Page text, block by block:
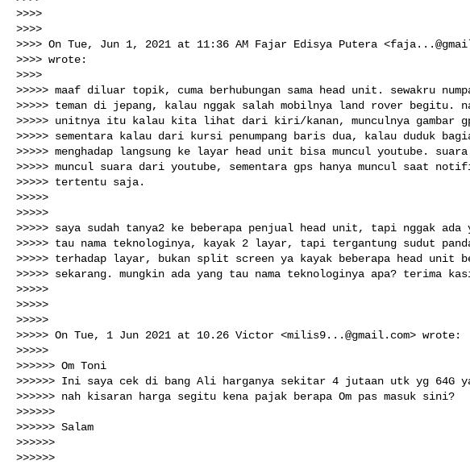
>>>>
>>>>
>>>> On Tue, Jun 1, 2021 at 11:36 AM Fajar Edisya Putera <
>>>> wrote:
>>>>
>>>>> maaf diluar topik, cuma berhubungan sama head unit. sewakru
>>>>> teman di jepang, kalau nggak salah mobilnya land rover begitu.
>>>>> unitnya itu kalau kita lihat dari kiri/kanan, munculnya gambar
>>>>> sementara kalau dari kursi penumpang baris dua, kalau duduk
>>>>> menghadap langsung ke layar head unit bisa muncul youtube. suara
>>>>> muncul suara dari youtube, sementara gps hanya muncul saat
>>>>> tertentu saja.
>>>>>
>>>>>
>>>>> saya sudah tanya2 ke beberapa penjual head unit, tapi nggak ada
>>>>> tau nama teknologinya, kayak 2 layar, tapi tergantung sudut
>>>>> terhadap layar, bukan split screen ya kayak beberapa head unit
>>>>> sekarang. mungkin ada yang tau nama teknologinya apa? terima
>>>>>
>>>>>
>>>>>
>>>>> On Tue, 1 Jun 2021 at 10.26 Victor <milis9...@gmail.com> wrote:
>>>>>
>>>>>> Om Toni
>>>>>> Ini saya cek di bang Ali harganya sekitar 4 jutaan utk yg 64G
>>>>>> nah kisaran harga segitu kena pajak berapa Om pas masuk sini?
>>>>>>
>>>>>> Salam
>>>>>>
>>>>>>